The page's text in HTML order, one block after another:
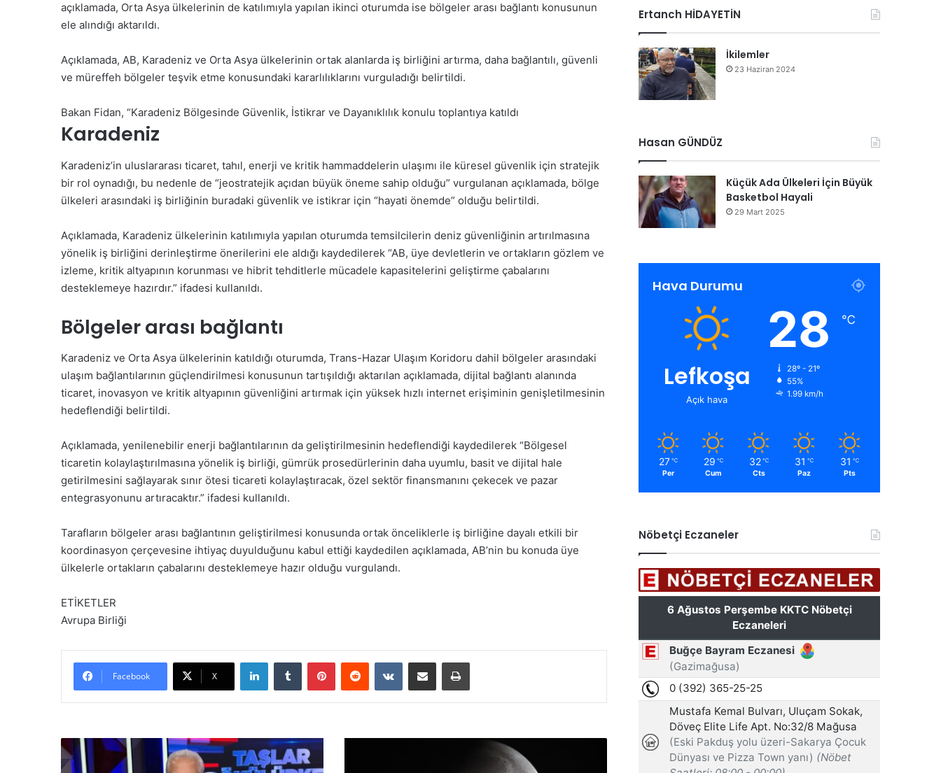
açıklamada, Orta Asya ülkelerinin de katılımıyla yapılan ikinci oturumda ise bölgeler arası bağlantı konusunun
ele alındığı aktarıldı.
Açıklamada, AB, Karadeniz ve Orta Asya ülkelerinin ortak alanlarda iş birliğini artırma, daha bağlantılı, güvenli
ve müreffeh bölgeler teşvik etme konusundaki kararlılıklarını vurguladığı belirtildi.
Bakan Fidan, “Karadeniz Bölgesinde Güvenlik, İstikrar ve Dayanıklılık konulu toplantıya katıldı
Karadeniz
Karadeniz’in uluslararası ticaret, tahıl, enerji ve kritik hammaddelerin ulaşımı ile küresel güvenlik için stratejik
bir rol oynadığı, bu nedenle de “jeostratejik açıdan büyük öneme sahip olduğu” vurgulanan açıklamada, bölge
ülkeleri arasındaki iş birliğinin buradaki güvenlik ve istikrar için “hayati önemde” olduğu belirtildi.
Açıklamada, Karadeniz ülkelerinin katılımıyla yapılan oturumda temsilcilerin deniz güvenliğinin artırılmasına
yönelik iş birliğini derinleştirme önerilerini ele aldığı kaydedilerek “AB, üye devletlerin ve ortakların gözlem ve
izleme, kritik altyapının korunması ve hibrit tehditlerle mücadele kapasitelerini geliştirme çabalarını
desteklemeye hazırdır.” ifadesi kullanıldı.
Bölgeler arası bağlantı
Karadeniz ve Orta Asya ülkelerinin katıldığı oturumda, Trans-Hazar Ulaşım Koridoru dahil bölgeler arasındaki
ulaşım bağlantılarının güçlendirilmesi konusunun tartışıldığı aktarılan açıklamada, dijital bağlantı alanında
ticaret, inovasyon ve kritik altyapının güvenliğini artırmak için yüksek hızlı internet erişiminin genişletilmesinin
hedeflendiği belirtildi.
Açıklamada, yenilenebilir enerji bağlantılarının da geliştirilmesinin hedeflendiği kaydedilerek “Bölgesel
ticaretin kolaylaştırılmasına yönelik iş birliği, gümrük prosedürlerinin daha uyumlu, basit ve dijital hale
getirilmesini sağlayarak sınır ötesi ticareti kolaylaştıracak, özel sektör finansmanını çekecek ve pazar
entegrasyonunu artıracaktır.” ifadesi kullanıldı.
Tarafların bölgeler arası bağlantının geliştirilmesi konusunda ortak önceliklerle iş birliğine dayalı etkili bir
koordinasyon çerçevesine ihtiyaç duyulduğunu kabul ettiği kaydedilen açıklamada, AB’nin bu konuda üye
ülkelerle ortakların çabalarını desteklemeye hazır olduğu vurgulandı.
ETİKETLER
Avrupa Birliği
Facebook X
E
r
Ertanch HİDAYETİN
İkilemler
23 Haziran 2024
Hasan GÜNDÜZ
Küçük Ada Ülkeleri İçin Büyük
Basketbol Hayali
29 Mart 2025
Hava Durumu
Lefkoşa
Açık hava
28 ℃
28º - 21º
55%
1.99 km/h
27 ℃
Per
29 ℃
Cum
32 ℃
Cts
31 ℃
Paz
31 ℃
Pts
Nöbetçi Eczaneler